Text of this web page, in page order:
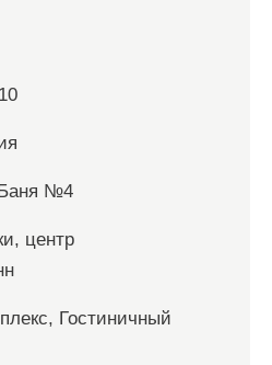
Баня №4
центр
Гостиничный